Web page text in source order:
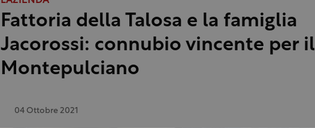
Fattoria della Talosa e la famiglia
Jacorossi: connubio vincente per il
Montepulciano
04 Ottobre 2021